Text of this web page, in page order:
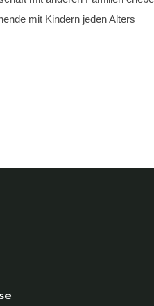
mit Kindern jeden Alters